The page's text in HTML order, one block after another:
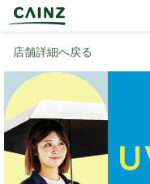
店舗詳細へ戻る